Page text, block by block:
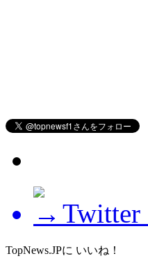
TopNews.JPに いいね！